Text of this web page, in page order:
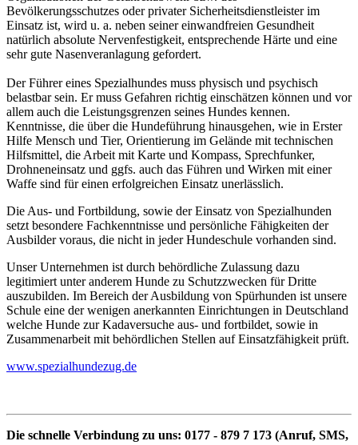
Bevölkerungsschutzes oder privater Sicherheitsdienstleister im
Einsatz ist, wird u. a. neben seiner einwandfreien Gesundheit
natürlich absolute Nervenfestigkeit, entsprechende Härte und eine
sehr gute Nasenveranlagung gefordert.
Der Führer eines Spezialhundes muss physisch und psychisch
belastbar sein. Er muss Gefahren richtig einschätzen können und vor
allem auch die Leistungsgrenzen seines Hundes kennen.
Kenntnisse, die über die Hundeführung hinausgehen, wie in Erster
Hilfe Mensch und Tier, Orientierung im Gelände mit technischen
Hilfsmittel, die Arbeit mit Karte und Kompass, Sprechfunker,
Drohneneinsatz und ggfs. auch das Führen und Wirken mit einer
Waffe sind für einen erfolgreichen Einsatz unerlässlich.
Die Aus- und Fortbildung, sowie der Einsatz von Spezialhunden
setzt besondere Fachkenntnisse und persönliche Fähigkeiten der
Ausbilder voraus, die nicht in jeder Hundeschule vorhanden sind.
Unser Unternehmen ist durch behördliche Zulassung dazu
legitimiert unter anderem Hunde zu Schutzzwecken für Dritte
auszubilden. Im Bereich der Ausbildung von Spürhunden ist unsere
Schule eine der wenigen anerkannten Einrichtungen in Deutschland
welche Hunde zur Kadaversuche aus- und fortbildet, sowie in
Zusammenarbeit mit behördlichen Stellen auf Einsatzfähigkeit prüft.
www.spezialhundezug.de
Die schnelle Verbindung zu uns: 0177 - 879 7 173 (Anruf, SMS,